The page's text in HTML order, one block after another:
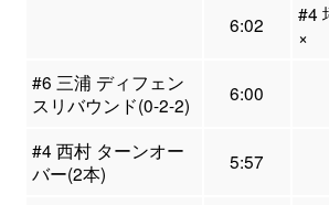
6:02
#4
×
#6 三浦 ディフェン
スリバウンド(0-2-2)
6:00
#4 西村 ターンオー
バー(2本)
5:57